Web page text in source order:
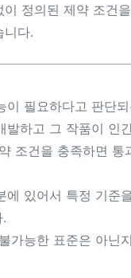
정의된 제약 조건을
니다.
이 필요하다고 판단
발하고 그 작품이 인
조건을 충족하면 통
에 있어서 특정 기준
가능한 표준은 아닌